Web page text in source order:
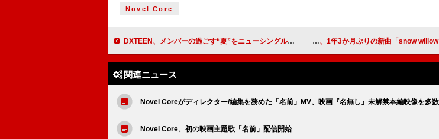
Novel Core
DXTEEN、メンバーの過ごす“夏”をニューシングル『Wanna』アートワークで表現 BENI、1年3か月ぶりの新曲「snow
関連ニュース
Novel Coreがディレクター/編集を務めた「名前」MV、映画『名無し』未解禁本編映像を多
Novel Core、初の映画主題歌「名前」配信開始